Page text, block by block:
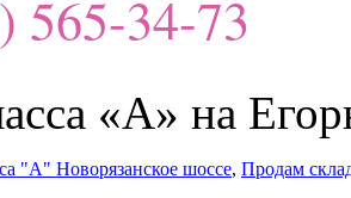
565-34-73
«А» на
"А" Новорязанское шоссе, Продам